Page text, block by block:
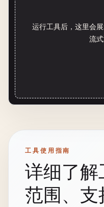
运行工具后，这里会
流式
工具使用指南
详细了解
范围、支